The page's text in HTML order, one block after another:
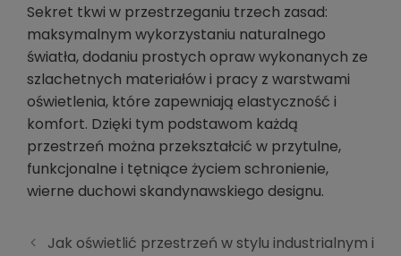
Sekret tkwi w przestrzeganiu trzech zasad:
maksymalnym wykorzystaniu naturalnego
światła, dodaniu prostych opraw wykonanych ze
szlachetnych materiałów i pracy z warstwami
oświetlenia, które zapewniają elastyczność i
komfort. Dzięki tym podstawom każdą
przestrzeń można przekształcić w przytulne,
funkcjonalne i tętniące życiem schronienie,
wierne duchowi skandynawskiego designu.
Jak oświetlić przestrzeń w stylu industrialnym i